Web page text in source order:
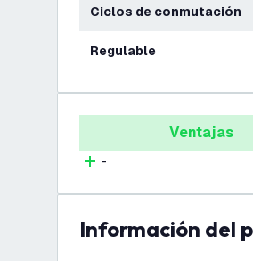
Ciclos de conmutación
Regulable
Ventajas
-
información del